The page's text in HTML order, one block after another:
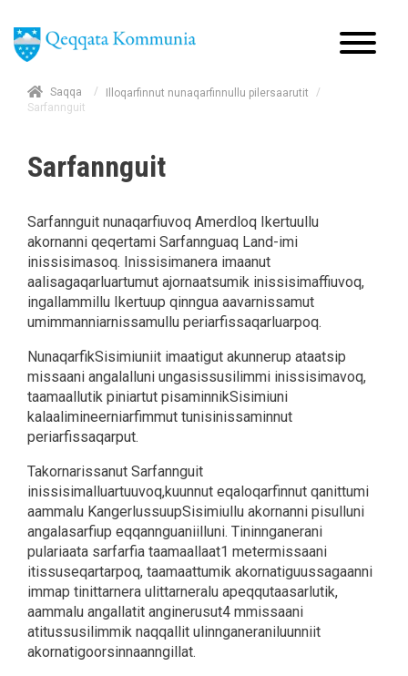
Saqqa / Illoqarfinnut nunaqarfinnullu pilersaarutit
/
Sarfannguit
Sarfannguit
Sarfannguit nunaqarfiuvoq Amerdloq Ikertuullu
akornanni qeqertami Sarfannguaq Land-imi
inissisimasoq. Inissisimanera imaanut
aalisagaqarluartumut ajornaatsumik inissisimaffiuvoq,
ingallammillu Ikertuup qinngua aavarnissamut
umimmanniarnissamullu periarfissaqarluarpoq.
NunaqarfikSisimiuniit imaatigut akunnerup ataatsip
missaani angalalluni ungasissusilimmi inissisimavoq,
taamaallutik piniartut pisaminnikSisimiuni
kalaalimineerniarfimmut tunisinissaminnut
periarfissaqarput.
Takornarissanut Sarfannguit
inissisimalluartuuvoq,kuunnut eqaloqarfinnut qanittumi
aammalu KangerlussuupSisimiullu akornanni pisulluni
angalasarfiup eqqannguaniilluni. Tininnganerani
pulariaata sarfarfia taamaallaat1 metermissaani
itissuseqartarpoq, taamaattumik akornatiguussagaanni
immap tinittarnera ulittarneralu apeqqutaasarlutik,
aammalu angallatit anginerusut4 mmissaani
atitussusilimmik naqqallit ulinnganeraniluunniit
akornatigoorsinnaanngillat.